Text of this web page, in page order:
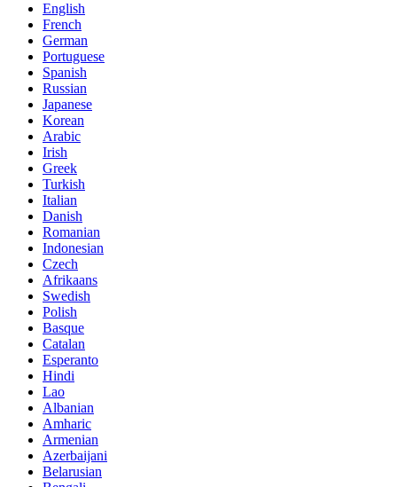
English
French
German
Portuguese
Spanish
Russian
Japanese
Korean
Arabic
Irish
Greek
Turkish
Italian
Danish
Romanian
Indonesian
Czech
Afrikaans
Swedish
Polish
Basque
Catalan
Esperanto
Hindi
Lao
Albanian
Amharic
Armenian
Azerbaijani
Belarusian